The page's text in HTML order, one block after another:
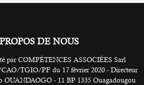
DE NOUS
par COMPÉTENCES ASSOCIÉES Sarl
CAO/TGIO/PF du 17 février 2020 - Directeur
OUANDAOGO - 11 BP 1335 Ouagadougou